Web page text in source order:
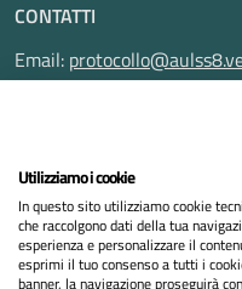
CONTATTI
Email:
Pec:
Privacy Policy
Utilizziamo i cookie
In questo sito utilizziamo cookie
che raccolgono dati della tua
esperienza e personalizzare il
esprimi il tuo consenso a tutti i
banner, la navigazione proseguirà